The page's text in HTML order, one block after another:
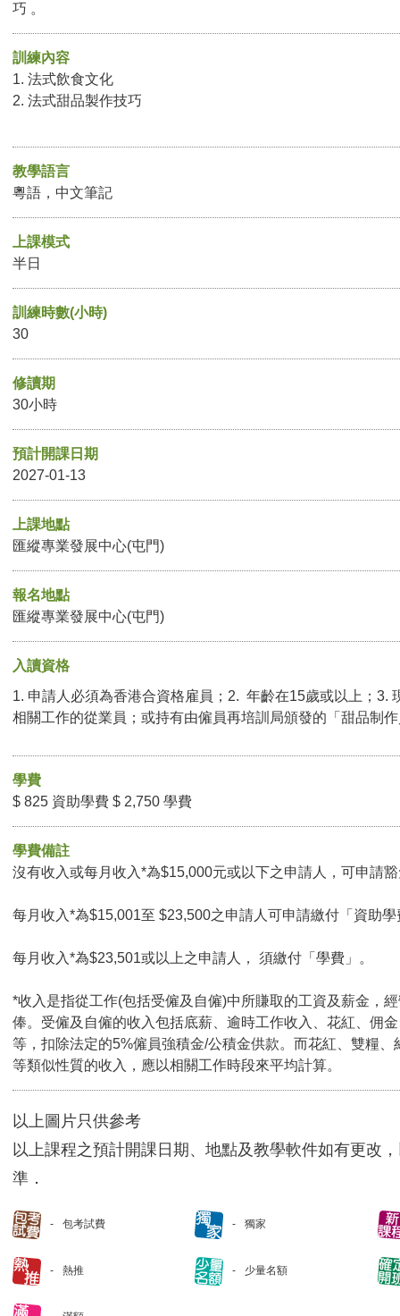
巧 。
訓練內容
1. 法式飲食文化
2. 法式甜品製作技巧
教學語言
粵語，中文筆記
上課模式
半日
訓練時數(小時)
30
修讀期
30小時
預計開課日期
2027-01-13
上課地點
匯縱專業發展中心(屯門)
報名地點
匯縱專業發展中心(屯門)
入讀資格
1. 申請人必須為香港合資格雇員；2. 年齡在15歲或以上；3.
相關工作的從業員；或持有由僱員再培訓局頒發的「甜品制
學費
$ 825 資助學費 $ 2,750 學費
學費備註
沒有收入或每月收入*為$15,000元或以下之申請人，可申請
每月收入*為$15,001至 $23,500之申請人可申請繳付「資助學
每月收入*為$23,501或以上之申請人， 須繳付「學費」。
*收入是指從工作(包括受僱及自僱)中所賺取的工資及薪金，
俸。受僱及自僱的收入包括底薪、逾時工作收入、花紅、佣
等，扣除法定的5%僱員強積金/公積金供款。而花紅、雙糧、
等類似性質的收入，應以相關工作時段來平均計算。
以上圖片只供參考
以上課程之預計開課日期、地點及教學軟件如有更改
準．
包考試費 獨家
熱推 少量名額